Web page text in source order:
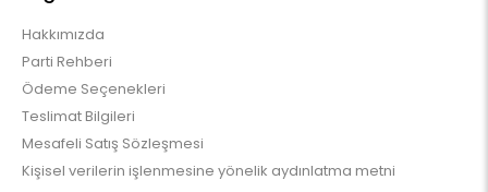
Hakkımızda
Parti Rehberi
Ödeme Seçenekleri
Teslimat Bilgileri
Mesafeli Satış Sözleşmesi
Kişisel verilerin işlenmesine yönelik aydınlatma metni